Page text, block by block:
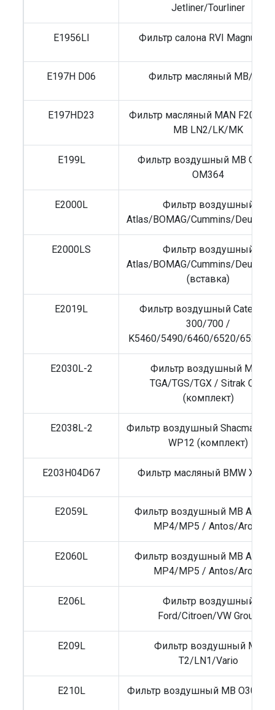
Jetliner/Tourliner
E1956LI Фильтр салона RVI Magnum
E197H D06 Фильтр масляный MB/RVI
E197HD23
Фильтр масляный MAN F2000/
MB LN2/LK/MK
E199L
Фильтр воздушный MB
OM364
E2000L
Фильтр воздушный
Atlas/BOMAG/Cummins/Deutz/
E2000LS
Фильтр воздушный
Atlas/BOMAG/Cummins/Deutz/
(вставка)
E2019L
Фильтр воздушный
300/700 /
K5460/5490/6460/6520/6522/
E2030L-2
Фильтр воздушный MAN
TGA/TGS/TGX / Sitrak C7H
(комплект)
E2038L-2
Фильтр воздушный Shacman
WP12 (комплект)
E203H04D67 Фильтр масляный BMW X5
E2059L
Фильтр воздушный MB
MP4/MP5 / Antos/Arocs
E2060L
Фильтр воздушный MB
MP4/MP5 / Antos/Arocs
E206L
Фильтр воздушный
Ford/Citroen/VW Group
E209L
Фильтр воздушный MB
T2/LN1/Vario
E210L Фильтр воздушный MB O305/